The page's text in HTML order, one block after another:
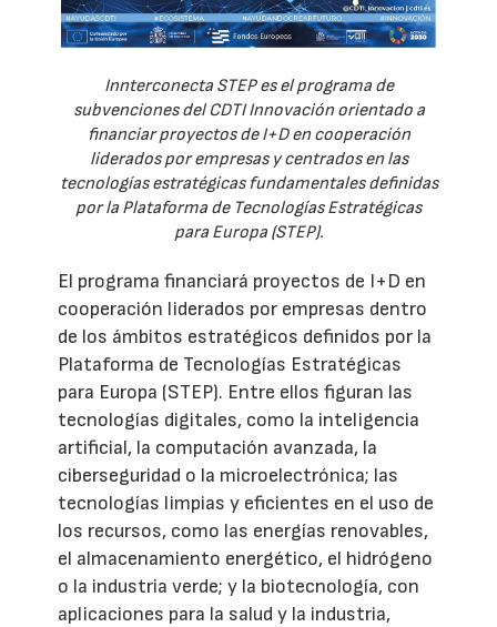
Innterconecta STEP es el programa de
subvenciones del CDTI Innovación orientado a
financiar proyectos de I+D en cooperación
liderados por empresas y centrados en las
tecnologías estratégicas fundamentales definidas
por la Plataforma de Tecnologías Estratégicas
para Europa (STEP).
El programa financiará proyectos de I+D en
cooperación liderados por empresas dentro
de los ámbitos estratégicos definidos por la
Plataforma de Tecnologías Estratégicas
para Europa (STEP). Entre ellos figuran las
tecnologías digitales, como la inteligencia
artificial, la computación avanzada, la
ciberseguridad o la microelectrónica; las
tecnologías limpias y eficientes en el uso de
los recursos, como las energías renovables,
el almacenamiento energético, el hidrógeno
o la industria verde; y la biotecnología, con
aplicaciones para la salud y la industria,